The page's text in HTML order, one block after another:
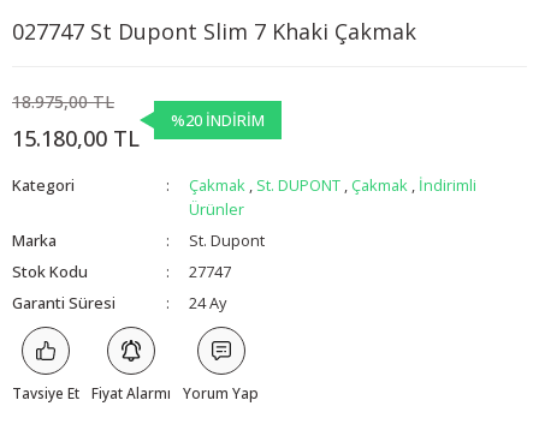
027747 St Dupont Slim 7 Khaki Çakmak
18.975,00 TL
15.180,00 TL
%20 İNDİRİM
Kategori Çakmak , St. DUPONT , Çakmak , İndirimli
Ürünler
Marka
St. Dupont
Stok Kodu
27747
Garanti Süresi
24 Ay
Tavsiye Et Fiyat Alarmı Yorum Yap